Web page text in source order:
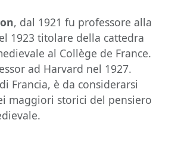
, dal 1921 fu professore alla
1923 titolare della cattedra
al Collège de France.
ad Harvard nel 1927.
Francia, è da considerarsi
maggiori storici del pensiero